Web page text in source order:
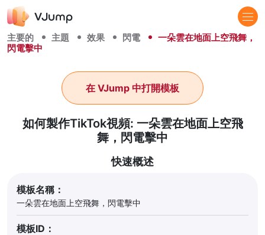
主要的 主題 效果 閃電
一朵雲在地面上空飛舞，
閃電擊中
如何製作TikTok視頻: 一朵雲在地面上空飛
舞，閃電擊中
在 VJump 中打開模板
快速概述
模板名稱：
一朵雲在地面上空飛舞，閃電擊中
模板ID：